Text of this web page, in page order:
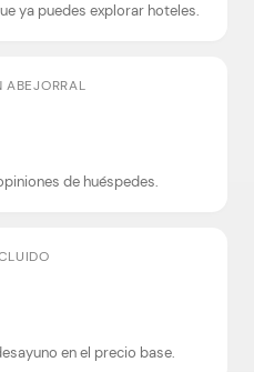
ya puedes explorar hoteles.
de huéspedes.
en el precio base.